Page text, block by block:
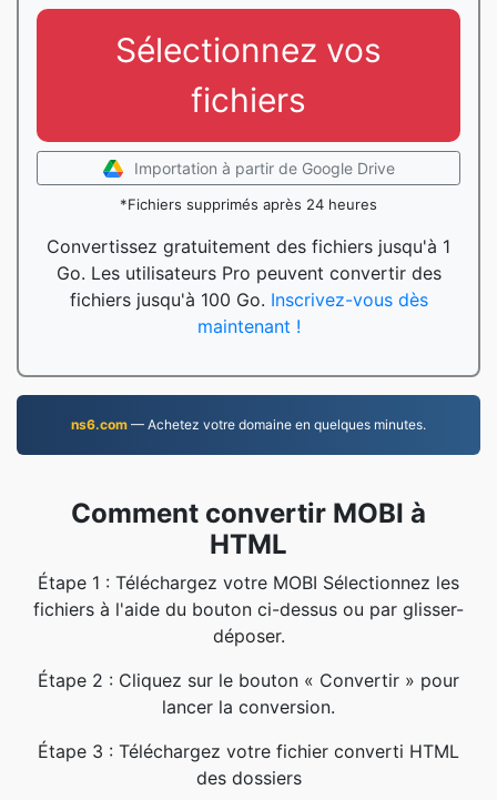
Sélectionnez vos
fichiers
Importation à partir de Google Drive
*Fichiers supprimés après 24 heures
Convertissez gratuitement des fichiers jusqu'à 1
Go. Les utilisateurs Pro peuvent convertir des
fichiers jusqu'à 100 Go. Inscrivez-vous dès
maintenant !
ns6.com — Achetez votre domaine en quelques minutes.
Comment convertir MOBI à
HTML
Étape 1 : Téléchargez votre MOBI Sélectionnez les
fichiers à l'aide du bouton ci-dessus ou par glisser-
déposer.
Étape 2 : Cliquez sur le bouton « Convertir » pour
lancer la conversion.
Étape 3 : Téléchargez votre fichier converti HTML
des dossiers